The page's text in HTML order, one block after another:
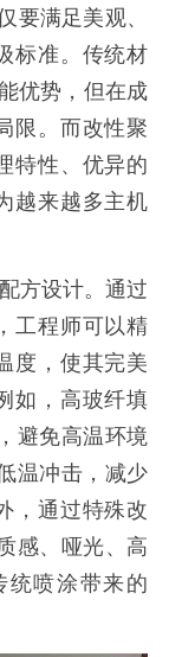
要满足美观、
标准。传统材
优势，但在成
限。而改性聚
特性、优异的
越来越多主机
方设计。通过
工程师可以精
度，使其完美
如，高玻纤填
避免高温环境
温冲击，减少
，通过特殊改
感、哑光、高
统喷涂带来的